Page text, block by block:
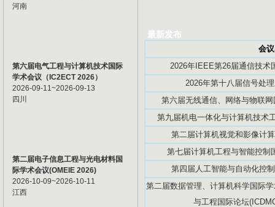
河南
第六届电气工程与计算机技术国际
学术会议（IC2ECT 2026）
2026-09-11~2026-09-13
四川
第二届电子信息工程与光电材料国
际学术会议(OMEIE 2026)
2026-10-09~2026-10-11
江西
最新发布
会
2026年IEEE第26届通信技术
2026年第十八届信号处
第六届无线通信、网络与物联
第九届机电一体化与计算机技术
第二届计算机视觉和影像计
第七届计算机工程与智能控制
第四届人工智能与自动化控
第二届数据管理、计算机科学国际
与工程国际论坛